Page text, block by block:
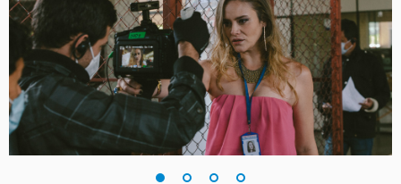
Denmark
Finland
France
Germany